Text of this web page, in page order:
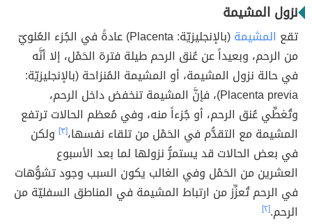
نزول المشيمة
تقع المشيمة
(بالإنجليزيّة: Placenta) عادةً في الجُزء العُلويّ
من الرحم، وبعيداً عن عُنق الرحم طيلة فترة الحَمْل، إلا أنَّه
في حالة نزول المشيمة، أو المشيمة المُنزاحة (بالإنجليزيّة:
Placenta previa)، فإنَّ المشيمة تنخفض داخل الرحم،
وتُغطِّي عُنق الرحم، أو جُزءاً منه، وفي مُعظم الحالات ترتفع
المشيمة مع التقدُّم في الحَمْل من تلقاء نفسها،[٣]
ولكن
في بعض الحالات قد يستمرُّ نزولها لما بعد الأسبوع
العشرين من الحَمْل وفي الغالب يكون السبب وجود تشوُّهات
في الرحم تُعزِّز من ارتباط المشيمة في المناطق السفليّة من
الرحم.[٢]